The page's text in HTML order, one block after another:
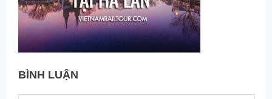
BÌNH LUẬN